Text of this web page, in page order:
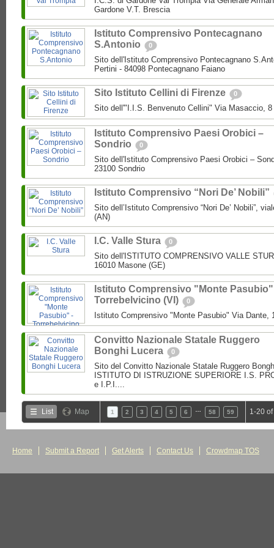
Gardone V.T. Brescia
Istituto Comprensivo Pontecagnano
S.Antonio
0
Sito dell'Istituto Comprensivo Pontecagnano
Pertini - 84098 Pontecagnano Faiano
Sito Istituto Cellini di Firenze 0
Sito dell'"I.I.S. Benvenuto Cellini" Via Masaccio, 8
Istituto Comprensivo Paesi Orobici –
Sondrio
0
Sito dell'Istituto Comprensivo Paesi Orobici –
23100 Sondrio
Istituto Comprensivo “Nori De’ Nobili”
Sito dell’Istituto Comprensivo “Nori De’ Nobili”,
(AN)
I.C. Valle Stura 0
Sito dell'ISTITUTO COMPRENSIVO VALLE
16010 Masone (GE)
Istituto Comprensivo "Monte
Torrebelvicino (VI)
0
Istituto Comprensivo "Monte Pasubio" Via Dante,
Convitto Nazionale Statale Ruggero
Bonghi Lucera
0
Sito del Convitto Nazionale Statale Ruggero
ISTITUTO DI ISTRUZIONE SUPERIORE I.S.
e I.P.I....
List Map 1 2 3 4 5 6 58 59 1-20
Home Submit a Report Get Alerts Contact Us Crowdmap TOS